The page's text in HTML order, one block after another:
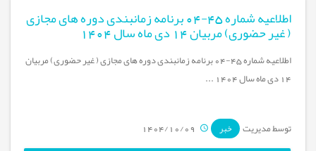
اطلاعیه شماره 45-04 برنامه زمانبندی دوره های مجازی
( غیر حضوری) مربیان 14 دی ماه سال 1404
اطلاعیه شماره 45-04 برنامه زمانبندی دوره های مجازی ( غیر حضوری) مربیان
14 دی ماه سال 1404 ...
توسط مدیریت خبر 1404/10/09